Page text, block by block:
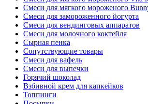
Смеси для мягкого мороженого
Смеси для замороженного йогурта
Смеси для вендинговых аппаратов
Смеси для молочного коктейля
Сырная пенка
Сопутствующие товары
Смеси для вафель
Смеси для выпечки
Горячий шоколад
Взбивной крем для капкейков
Топпинги